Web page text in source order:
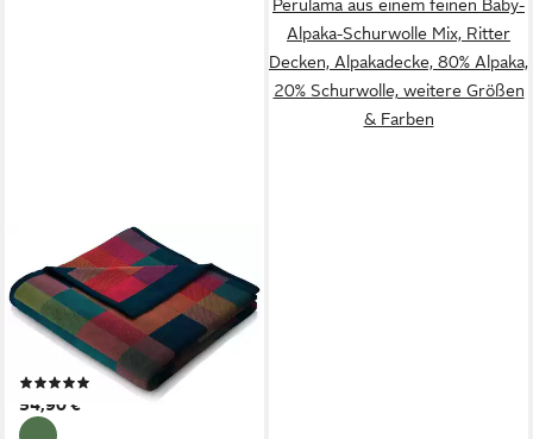
BIEDERLACK
Wohndecke Color Squares
blue, blau-bunt karierte Decke
in 150x200, Baumwoll-Mix,
Made in Germany
(10)
54,90 €
Perulama aus einem feinen Baby-
Alpaka-Schurwolle Mix, Ritter
Decken, Alpakadecke, 80% Alpaka,
20% Schurwolle, weitere Größen
& Farben